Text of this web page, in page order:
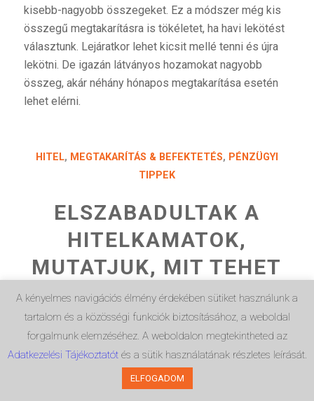
kisebb-nagyobb összegeket. Ez a módszer még kis
összegű megtakarításra is tökéletet, ha havi lekötést
választunk. Lejáratkor lehet kicsit mellé tenni és újra
lekötni. De igazán látványos hozamokat nagyobb
összeg, akár néhány hónapos megtakarítása esetén
lehet elérni.
HITEL, MEGTAKARÍTÁS & BEFEKTETÉS, PÉNZÜGYI
TIPPEK
ELSZABADULTAK A
HITELKAMATOK,
MUTATJUK, MIT TEHET
Miközben január elején még 1,06 százalékon és 1,54
százalékon állt az ötéves és tízéves BIRS referencia-
megkétszereződött. Ez a következő időszakban a
piaci hitelek kamatainak további emelkedését
A kényelmes navigációs élmény érdekében sütiket használunk a
tartalom és a közösségi funkciók biztosításához, a weboldal
forgalmunk elemzéséhez. A weboldalon megtekintheted az
Adatkezelési Tájékoztatót és a sütik használatának részletes leírását.
ELFOGADOM